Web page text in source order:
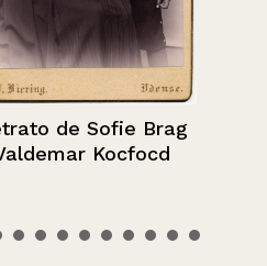
de Sofie Brag
Kocfocd